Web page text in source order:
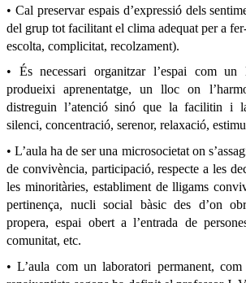
• Cal preservar espais d’expressió dels
del grup tot facilitant el clima adequat per a
escolta, complicitat, recolzament).
• És necessari organitzar l’espai com
produeixi aprenentatge, un lloc on
distreguin l’atenció sinó que la facilitin i
silenci, concentració, serenor, relaxació,
• L’aula ha de ser una microsocietat on
de convivència, participació, respecte a les
les minoritàries, establiment de lligams
pertinença, nucli social bàsic des d’on
propera, espai obert a l’entrada de
comunitat, etc.
• L’aula com un laboratori permanent,